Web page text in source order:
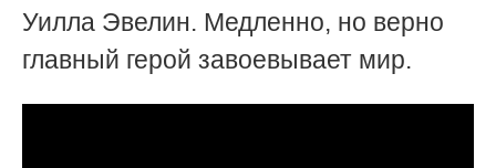
Уилла Эвелин. Медленно, но верно
главный герой завоевывает мир.